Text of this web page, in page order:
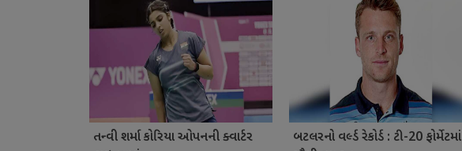
તન્વી શર્મા કોરિયા ઓપનની ક્વાર્ટર
બટલરનો વર્લ્ડ રેકોર્ડ : ટી-20 ફોર્મેટમાં